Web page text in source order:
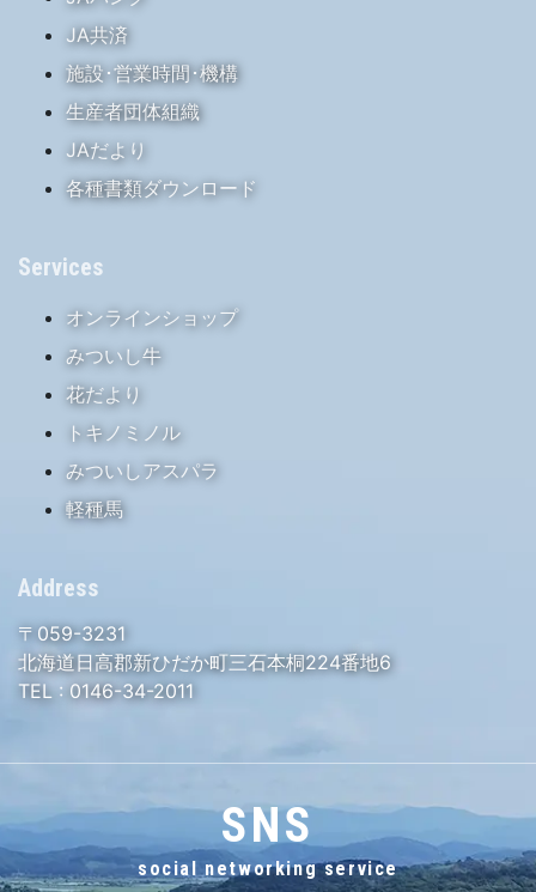
JA共済
施設･営業時間･機構
生産者団体組織
JAだより
各種書類ダウンロード
Services
オンラインショップ
みついし牛
花だより
トキノミノル
みついしアスパラ
軽種馬
Address
〒059-3231
北海道日高郡新ひだか町三石本桐224番地6
TEL : 0146-34-2011
SNS
social networking service